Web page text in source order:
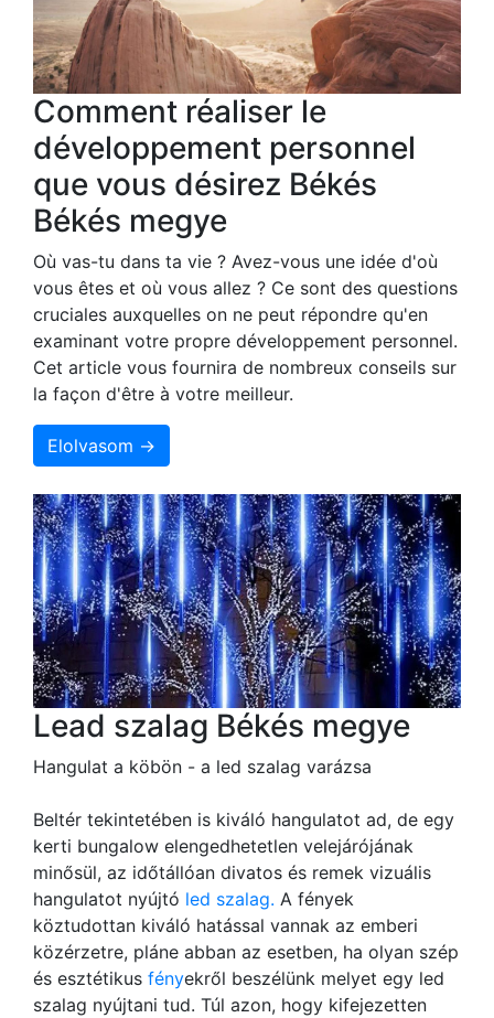
Comment réaliser le
développement personnel
que vous désirez Békés
Békés megye
Où vas-tu dans ta vie ? Avez-vous une idée d'où
vous êtes et où vous allez ? Ce sont des questions
cruciales auxquelles on ne peut répondre qu'en
examinant votre propre développement personnel.
Cet article vous fournira de nombreux conseils sur
la façon d'être à votre meilleur.
Elolvasom →
Lead szalag Békés megye
Hangulat a köbön - a led szalag varázsa
Beltér tekintetében is kiváló hangulatot ad, de egy
kerti bungalow elengedhetetlen velejárójának
minősül, az időtállóan divatos és remek vizuális
hangulatot nyújtó led szalag. A fények
köztudottan kiváló hatással vannak az emberi
közérzetre, pláne abban az esetben, ha olyan szép
és esztétikus fényekről beszélünk melyet egy led
szalag nyújtani tud. Túl azon, hogy kifejezetten